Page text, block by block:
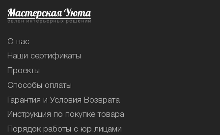
О нас
Наши сертификаты
Проекты
Способы оплаты
Гарантия и Условия Возврата
Инструкция по покупке товара
Порядок работы с юр.лицами